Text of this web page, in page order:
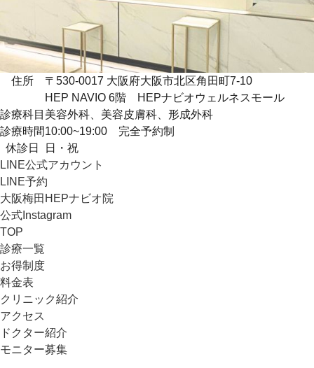
住所
〒530-0017 大阪府大阪市北区角田町7-10
HEP NAVIO 6階 HEPナビオウェルネスモール
診療科目 美容外科、美容皮膚科、形成外科
診療時間10:00~19:00 完全予約制
休診日
日・祝
LINE公式アカウント
LINE予約
大阪梅田HEPナビオ院
公式Instagram
TOP
診療一覧
お得制度
料金表
クリニック紹介
アクセス
ドクター紹介
モニター募集